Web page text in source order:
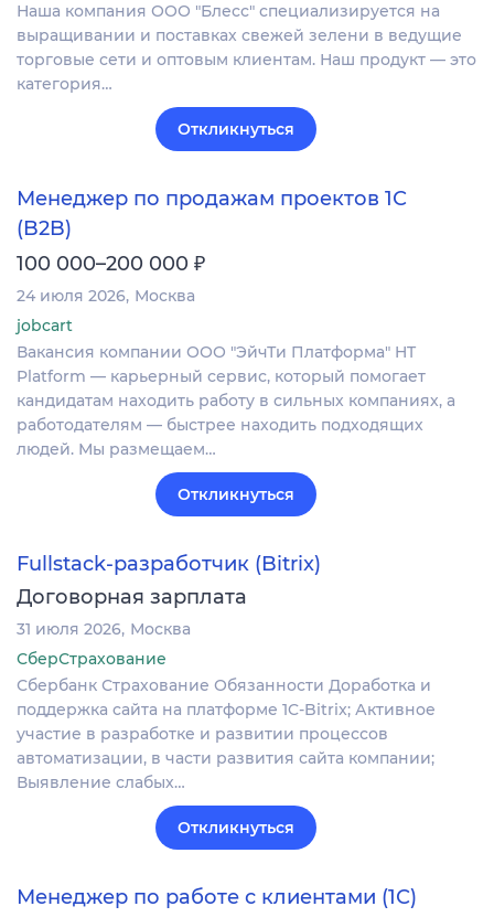
Наша компания ООО "Блесс" специализируется на
выращивании и поставках свежей зелени в ведущие
торговые сети и оптовым клиентам. Наш продукт — это
категория…
Откликнуться
Менеджер по продажам проектов 1С
(B2B)
100 000–200 000 ₽
24 июля 2026 Москва
jobcart
Вакансия компании ООО "ЭйчТи Платформа" HT
Platform — карьерный сервис, который помогает
кандидатам находить работу в сильных компаниях, а
работодателям — быстрее находить подходящих
людей. Мы размещаем…
Откликнуться
Fullstack-разработчик (Bitrix)
Договорная зарплата
31 июля 2026 Москва
СберСтрахование
Сбербанк Страхование Обязанности Доработка и
поддержка сайта на платформе 1C-Bitrix; Активное
участие в разработке и развитии процессов
автоматизации, в части развития сайта компании;
Выявление слабых…
Откликнуться
Менеджер по работе с клиентами (1С)